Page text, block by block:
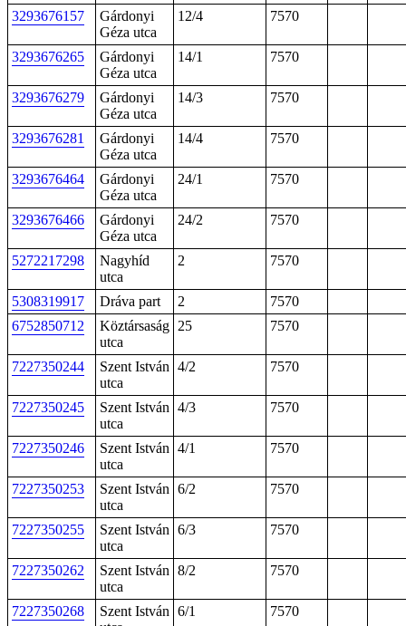
3293676157
Gárdonyi
Géza utca
12/4 7570
3293676265
Gárdonyi
Géza utca
14/1 7570
3293676279
Gárdonyi
Géza utca
14/3 7570
3293676281
Gárdonyi
Géza utca
14/4 7570
3293676464
Gárdonyi
Géza utca
24/1 7570
3293676466
Gárdonyi
Géza utca
24/2 7570
5272217298
Nagyhíd
utca
2 7570
5308319917 Dráva part 2
7570
6752850712
Köztársaság
utca
25 7570
7227350244
Szent István
utca
4/2 7570
7227350245
Szent István
utca
4/3 7570
7227350246
Szent István
utca
4/1 7570
7227350253
Szent István
utca
6/2 7570
7227350255
Szent István
utca
6/3 7570
7227350262
Szent István
utca
8/2 7570
7227350268
Szent István 6/1 7570